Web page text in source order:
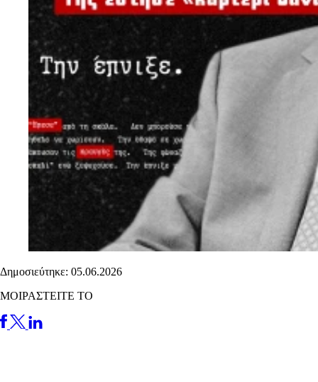
Δημοσιεύτηκε: 05.06.2026
ΜΟΙΡΑΣΤΕΙΤΕ ΤΟ